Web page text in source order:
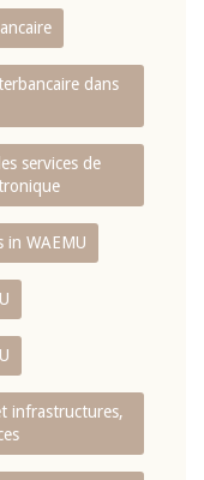
dans
services de
in WAEMU
infrastructures,